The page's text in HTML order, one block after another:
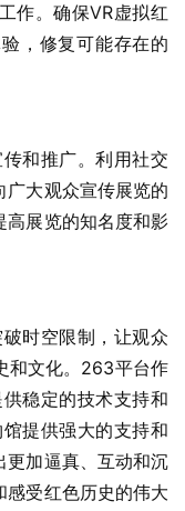
作。确保VR虚拟红
，修复可能存在的
和推广。利用社交
广大观众宣传展览的
高展览的知名度和影
时空限制，让观众
和文化。263平台作
稳定的技术支持和
提供强大的支持和
更加逼真、互动和沉
感受红色历史的伟大